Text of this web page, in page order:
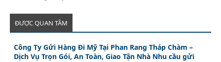
ĐƯỢC QUAN TÂM
Công Ty Gửi Hàng Đi Mỹ Tại Phan Rang Tháp Chàm –
Dịch Vụ Trọn Gói, An Toàn, Giao Tận Nhà Nhu cầu gửi